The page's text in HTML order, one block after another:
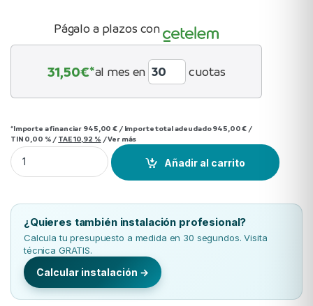
Págalo a plazos con
31,50€*al mes en cuotas
*Importe a financiar 945,00 € / Importe total adeudado945,00 € /
TIN 0,00 % / TAE10,92 % /Ver más
Haier 2U40S2SM1FA + GEOS+ 25 + GEOS+ 25 R32 - 2x1 aire
Añadir al carrito
¿Quieres también instalación profesional?
Calcula tu presupuesto a medida en 30 segundos. Visita
técnica GRATIS.
Calcular instalación →